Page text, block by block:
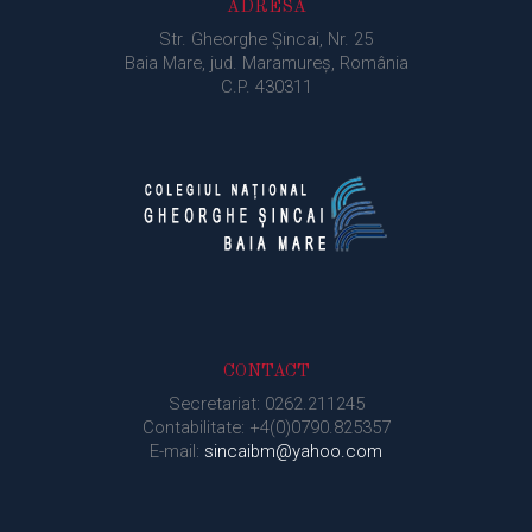
ADRESA
Str. Gheorghe Şincai, Nr. 25
Baia Mare, jud. Maramureș, România
C.P. 430311
CONTACT
Secretariat: 0262.211245
Contabilitate: +4(0)0790.825357
E-mail: sincaibm@yahoo.com